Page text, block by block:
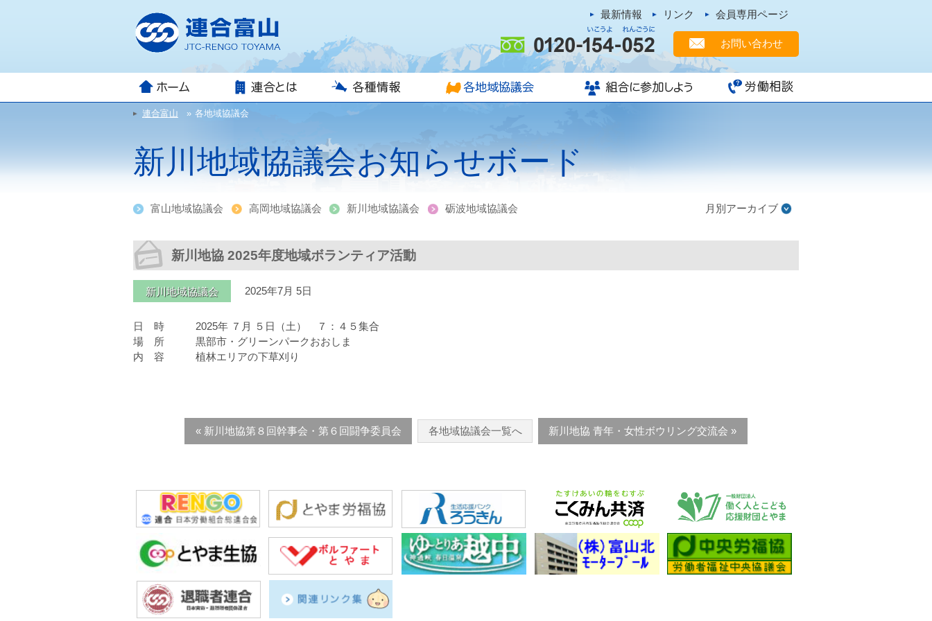
最新情報 リンク 会員専用ページ
お問い合わせ
組合とは
役員体制
各種専門委員会
構成組織一覧
地方連合会一覧 連合富山行事日程
最低賃金情報
連合富山 » 各地域協議会
新川地域協議会お知らせボード
富山地域協議会 高岡地域協議会 新川地域協議会 砺波地域協議会
新川地協 2025年度地域ボランティア活動
新川地域協議会 2025年7月 5日
日 時 2025年 ７月 ５日（土） ７：４５集合
場 所 黒部市・グリーンパークおおしま
内 容 植林エリアの下草刈り
« 新川地協第８回幹事会・第６回闘争委員会 各地域協議会一覧へ 新川地協 青年・女性ボウリング交流会 »